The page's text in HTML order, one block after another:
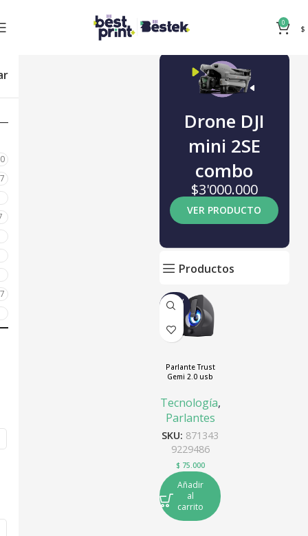
0
$
Drone DJI
mini 2SE
combo
$3'000.000
VER PRODUCTO
Productos
NUEV
O
Parlante Trust
Gemi 2.0 usb
Tecnología,
Parlantes
SKU: 871343
9229486
$75.000
Añadir
al
carrito